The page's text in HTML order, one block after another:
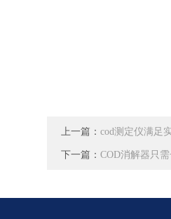
上一篇：cod测定仪满足
下一篇：COD消解器只